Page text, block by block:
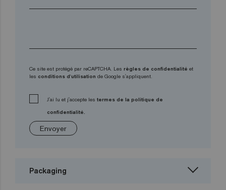
Ce site est protégé par reCAPTCHA. Les règles de confidentialité et
les conditions d'utilisation de Google s'appliquent.
J'ai lu et j'accepte les termes de la politique de
confidentialité.
Envoyer
Packaging